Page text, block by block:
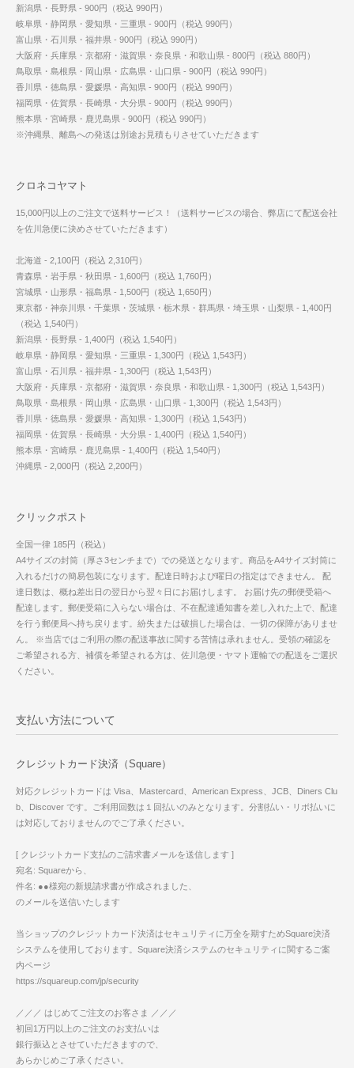
新潟県・長野県 - 900円（税込 990円）
岐阜県・静岡県・愛知県・三重県 - 900円（税込 990円）
富山県・石川県・福井県 - 900円（税込 990円）
大阪府・兵庫県・京都府・滋賀県・奈良県・和歌山県 - 800円（税込 880円）
鳥取県・島根県・岡山県・広島県・山口県 - 900円（税込 990円）
香川県・徳島県・愛媛県・高知県 - 900円（税込 990円）
福岡県・佐賀県・長崎県・大分県 - 900円（税込 990円）
熊本県・宮崎県・鹿児島県 - 900円（税込 990円）
※沖縄県、離島への発送は別途お見積もりさせていただきます
クロネコヤマト
15,000円以上のご注文で送料サービス！（送料サービスの場合、弊店にて配送会社
を佐川急便に決めさせていただきます）
北海道 - 2,100円（税込 2,310円）
青森県・岩手県・秋田県 - 1,600円（税込 1,760円）
宮城県・山形県・福島県 - 1,500円（税込 1,650円）
東京都・神奈川県・千葉県・茨城県・栃木県・群馬県・埼玉県・山梨県 - 1,400円
（税込 1,540円）
新潟県・長野県 - 1,400円（税込 1,540円）
岐阜県・静岡県・愛知県・三重県 - 1,300円（税込 1,543円）
富山県・石川県・福井県 - 1,300円（税込 1,543円）
大阪府・兵庫県・京都府・滋賀県・奈良県・和歌山県 - 1,300円（税込 1,543円）
鳥取県・島根県・岡山県・広島県・山口県 - 1,300円（税込 1,543円）
香川県・徳島県・愛媛県・高知県 - 1,300円（税込 1,543円）
福岡県・佐賀県・長崎県・大分県 - 1,400円（税込 1,540円）
熊本県・宮崎県・鹿児島県 - 1,400円（税込 1,540円）
沖縄県 - 2,000円（税込 2,200円）
クリックポスト
全国一律 185円（税込）
A4サイズの封筒（厚さ3センチまで）での発送となります。商品をA4サイズ封筒に
入れるだけの簡易包装になります。配達日時および曜日の指定はできません。 配
達日数は、概ね差出日の翌日から翌々日にお届けします。 お届け先の郵便受箱へ
配達します。郵便受箱に入らない場合は、不在配達通知書を差し入れた上で、配達
を行う郵便局へ持ち戻ります。紛失または破損した場合は、一切の保障がありませ
ん。 ※当店ではご利用の際の配送事故に関する苦情は承れません。受領の確認を
ご希望される方、補償を希望される方は、佐川急便・ヤマト運輸での配送をご選択
ください。
支払い方法について
クレジットカード決済（Square）
対応クレジットカードは Visa、Mastercard、American Express、JCB、Diners Clu
b、Discover です。ご利用回数は１回払いのみとなります。分割払い・リボ払いに
は対応しておりませんのでご了承ください。
[ クレジットカード支払のご請求書メールを送信します ]
宛名: Squareから、
件名: ●●様宛の新規請求書が作成されました、
のメールを送信いたします
当ショップのクレジットカード決済はセキュリティに万全を期すためSquare決済
システムを使用しております。Square決済システムのセキュリティに関するご案
内ページ
https://squareup.com/jp/security
／／／ はじめてご注文のお客さま ／／／
初回1万円以上のご注文のお支払いは
銀行振込とさせていただきますので、
あらかじめご了承ください。